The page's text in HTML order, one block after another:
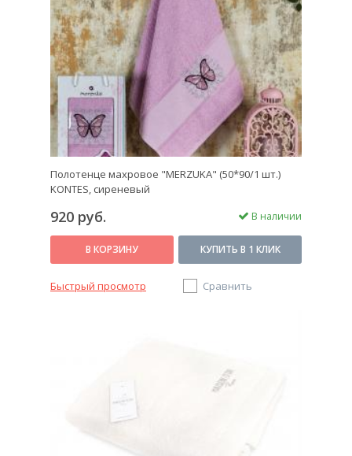
Полотенце махровое "MERZUKA" (50*90/1 шт.)
KONTES, сиреневый
920 руб. В наличии
В КОРЗИНУ КУПИТЬ В 1 КЛИК
Быстрый просмотр Сравнить